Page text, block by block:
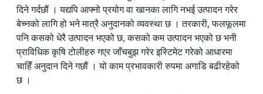
दिने गर्दछौं । यद्यपि आफ्नो प्रयोग वा खानका लागि नभई उत्पादन गरेर
बेच्नको लागि हो भने मात्रै अनुदानको व्यवस्था छ । तरकारी, फलफूलमा
पनि कसको धेरै उत्पादन भएको छ, कसको कम उत्पादन भएको छ भनी
प्राविधिक कृषि टोलीहरु गएर जाँचबुझ गरेर इस्टिमेट गरेको आधारमा
चाहिँ अनुदान दिने गछौं । यो काम प्रभावकारी रुपमा अगाडि बढीरहेको
छ ।